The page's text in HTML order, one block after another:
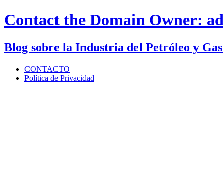
Contact the Domain Owner:
Blog sobre la Industria del Petróleo y
CONTACTO
Política de Privacidad